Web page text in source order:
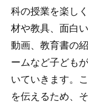
科の授業を楽し
材や教具、面白
動画、教育書の
ームなど子ども
いていきます。
を伝えるため、